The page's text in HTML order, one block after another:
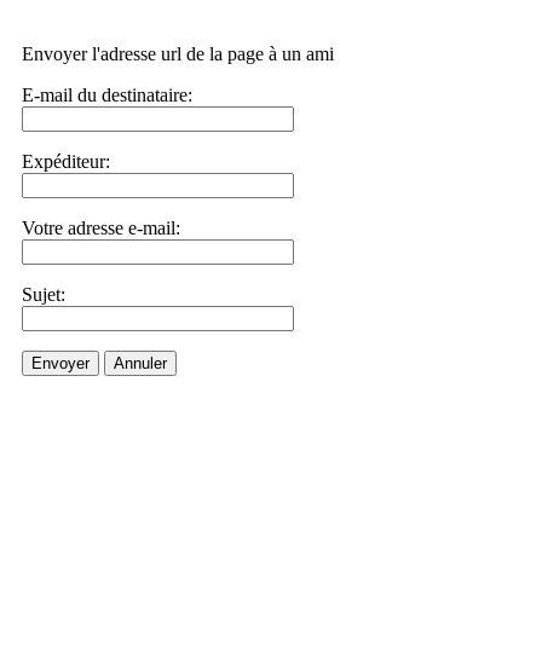
Envoyer l'adresse url de la page à un ami
E-mail du destinataire:
Expéditeur:
Votre adresse e-mail:
Sujet:
Envoyer Annuler